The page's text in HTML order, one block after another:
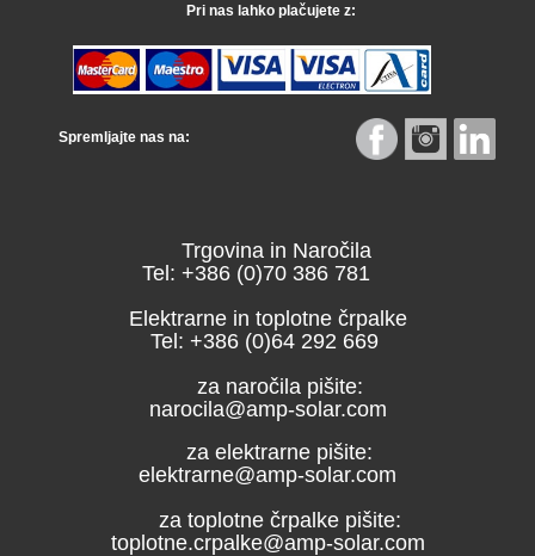
Pri nas lahko plačujete z:
Spremljajte nas na:
Trgovina in Naročila
Tel: +386 (0)70 386 781
Elektrarne in toplotne črpalke
Tel: +386 (0)64 292 669
za naročila pišite:
narocila@amp-solar.com
za elektrarne pišite:
elektrarne@amp-solar.com
za toplotne črpalke pišite:
toplotne.crpalke@amp-solar.com